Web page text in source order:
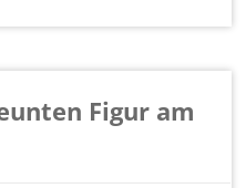
Figur am